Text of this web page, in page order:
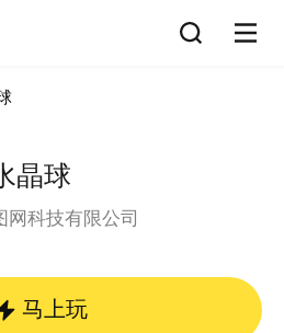
晶球
网科技有限公司
马上玩